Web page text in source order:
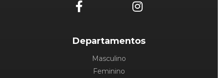
Departamentos
Masculino
Feminino